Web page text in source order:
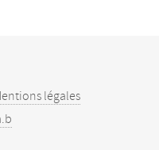
légales